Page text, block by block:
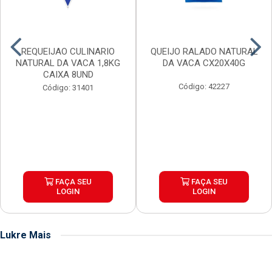
REQUEIJAO CULINARIO
NATURAL DA VACA 1,8KG
CAIXA 8UND
Código: 31401
FAÇA SEU
LOGIN
QUEIJO RALADO NATURAL
DA VACA CX20X40G
Código: 42227
FAÇA SEU
LOGIN
Lukre Mais